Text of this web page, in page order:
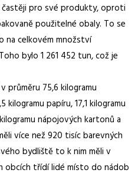
častěji pro své produkty, oproti
použitelné obaly. To se
na celkovém množství
bylo 1 261 452 tun, což je
průměru 75,6 kilogramu
papíru, 17,1 kilogramu
nápojových kartonů a
více než 920 tisíc barevných
bydliště to k nim měli v
obcích třídí lidé místo do nádob